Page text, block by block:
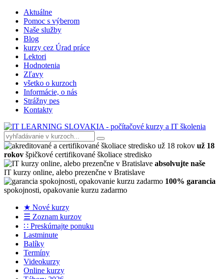
Aktuálne
Pomoc s výberom
Naše služby
Blog
kurzy cez Úrad práce
Lektori
Hodnotenia
Zľavy
všetko o kurzoch
Informácie, o nás
Strážny pes
Kontakty
už 18
rokov špičkové certifikované školiace stredisko
absolvujte naše
IT kurzy online, alebo prezenčne v Bratislave
100% garancia
spokojnosti, opakovanie kurzu zadarmo
★ Nové kurzy
☰ Zoznam kurzov
∷ Preskúmajte ponuku
Lastminute
Balíky
Termíny
Videokurzy
Online kurzy